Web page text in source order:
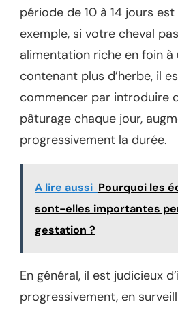
période de 10 à 14 jours
exemple, si votre cheval
alimentation riche en foin à
contenant plus d’herbe, il
commencer par introduire
pâturage chaque jour,
progressivement la durée.
A lire aussi Pourquoi les
sont-elles importantes
gestation ?
En général, il est judicieux
progressivement, en